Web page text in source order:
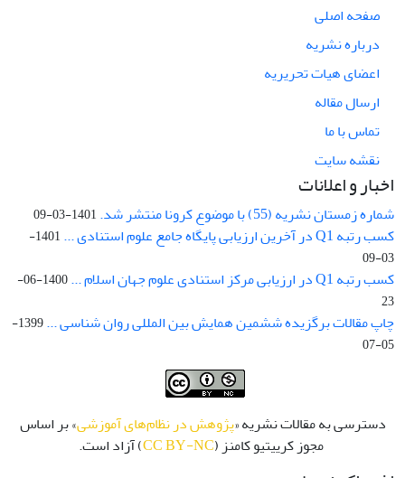
صفحه اصلی
درباره نشریه
اعضای هیات تحریریه
ارسال مقاله
تماس با ما
نقشه سایت
اخبار و اعلانات
شماره زمستان نشریه (55) با موضوع کرونا منتشر شد. 1401-03-09
کسب رتبه Q1 در آخرین ارزیابی پایگاه جامع علوم استنادی ...
1401-
03-09
کسب رتبه Q1 در ارزیابی مرکز استنادی علوم جهان اسلام ...
1400-06-
23
چاپ مقالات برگزیده ششمین همایش بین المللی روان شناسی ...
1399-
05-07
دسترسی به مقالات نشریه «پژوهش در نظام‌های آموزشی» بر اساس
مجوز کرییتیو کامنز (CC BY-NC) آزاد است.